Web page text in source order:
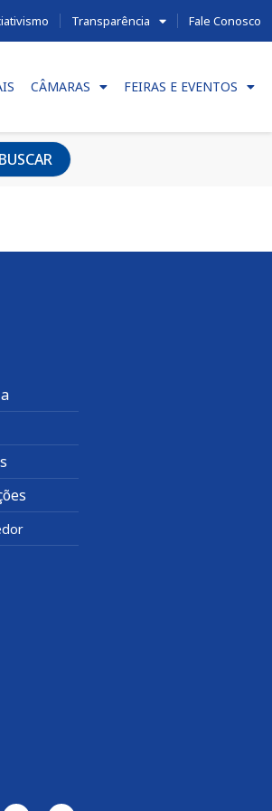
Transparência Fale Conosco
CÂMARAS FEIRAS E EVENTOS
BUSCAR